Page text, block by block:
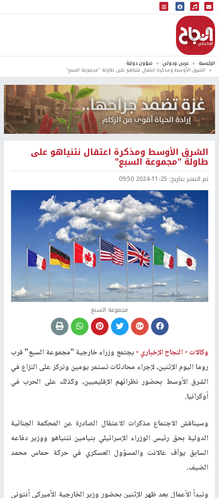
البث المباشر
إذاعة النجاح
الرئيسية عربي ودولي شؤون دولية
الشرق الأوسط ومذكرة اعتقال نتنياهو على طاولة "مجموعة السبع"
الشرق الأوسط ومذكرة اعتقال نتنياهو على
طاولة "مجموعة السبع"
تم النشر بتاريخ: 2024-11-25 09:50
مجموعة السبع
وكالات -النجاح الإخباري -يجتمع وزراء خارجية "مجموعة السبع" قرب
روما اليوم الإثنين، لإجراء محادثات تستمر يومين وتركز على النزاع في
الشرق الأوسط بحضور نظرائهم الإقليميين، وكذلك على الحرب في
أوكرانيا.
وسيناقش الاجتماع مذكرات الاعتقال الصادرة عن المحكمة الجنائية
الدولية بحق رئيس الوزراء الإسرائيلي بنيامين نتنياهو ووزير دفاعه
السابق يوآف غالانت والمسؤول العسكري في حركة حماس محمد
الضيف.
وتبدأ الأعمال بعد ظهر الإثنين بحضور وزير الخارجية الأميركي أنتوني